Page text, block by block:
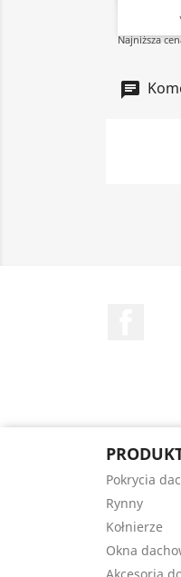
Najniższa
Pokrycia
Rynny
Kołnierze
Okna